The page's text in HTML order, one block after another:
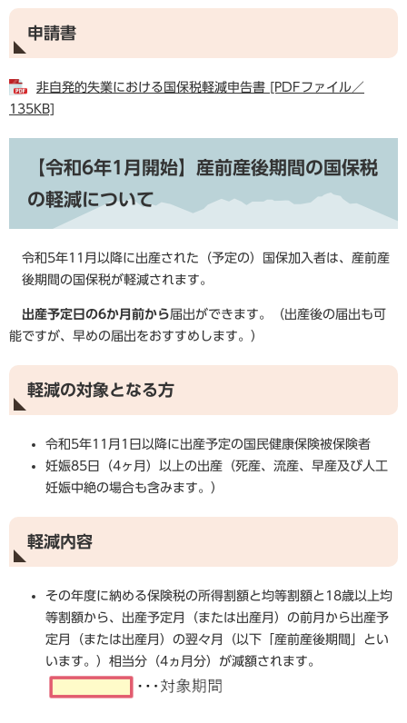
申請書
非自発的失業における国保税軽減申告書 [PDFファイル／
135KB]
【令和6年1月開始】産前産後期間の国保税
の軽減について
令和5年11月以降に出産された（予定の）国保加入者は、産前産
後期間の国保税が軽減されます。
出産予定日の6か月前から届出ができます。（出産後の届出も可
能ですが、早めの届出をおすすめします。）
軽減の対象となる方
令和5年11月1日以降に出産予定の国民健康保険被保険者
妊娠85日（4ヶ月）以上の出産（死産、流産、早産及び人工
妊娠中絶の場合も含みます。）
軽減内容
その年度に納める保険税の所得割額と均等割額と18歳以上均
等割額から、出産予定月（または出産月）の前月から出産予
定月（または出産月）の翌々月（以下「産前産後期間」とい
います。）相当分（4ヵ月分）が減額されます。